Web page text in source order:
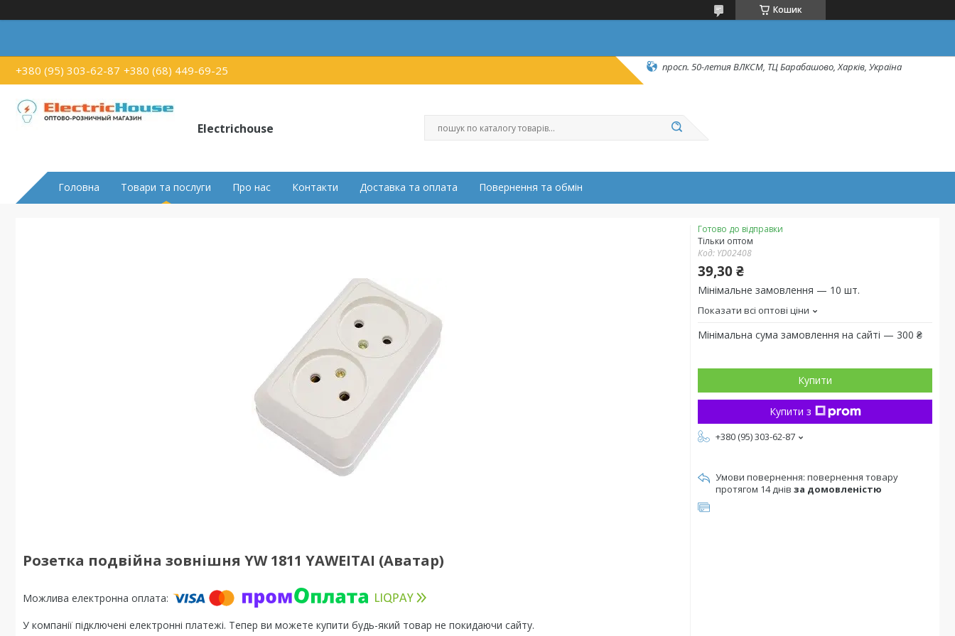
Кошик
+380 (95) 303-62-87 +380 (68) 449-69-25 просп. 50-летия ВЛКСМ, ТЦ Барабашово, Харків, Україна
Electrichouse
Головна Товари та послуги Про нас Контакти Доставка та оплата Повернення та обмін
Розетка подвійна зовнішня YW 1811 YAWEITAI (Аватар)
У компанії підключені електронні платежі. Тепер ви можете купити будь-який товар не покидаючи сайту.
Готово до відправки
Тільки оптом
Код: YD02408
39,30 ₴
Мінімальне замовлення — 10 шт.
Показати всі оптові ціни
Мінімальна сума замовлення на сайті — 300 ₴
Купити
Купити з
+380 (95) 303-62-87
повернення товару
протягом 14 днів за домовленістю